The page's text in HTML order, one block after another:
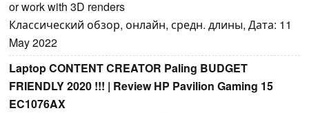
or work with 3D renders
Классический обзор, онлайн, средн. длины, Дата: 11
May 2022
Laptop CONTENT CREATOR Paling BUDGET
FRIENDLY 2020 !!! | Review HP Pavilion Gaming 15
EC1076AX